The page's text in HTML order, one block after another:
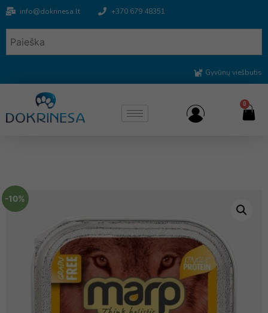
info@dokrinesa.lt +370 679 48351
Gyvūnų viešbutis
0
-10%